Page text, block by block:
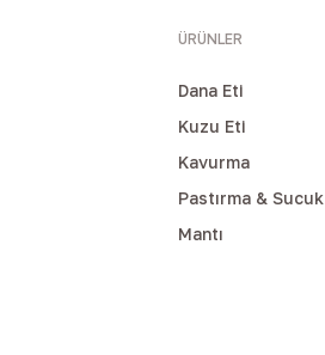
ÜRÜNLER
Dana Eti
Kuzu Eti
Kavurma
Pastırma & Sucuk
Mantı